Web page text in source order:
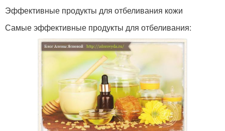
Эффективные продукты для отбеливания кожи
Самые эффективные продукты для отбеливания: